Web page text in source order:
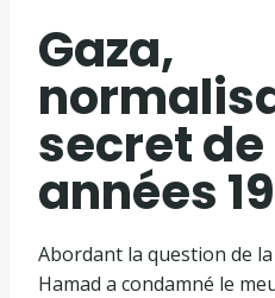
Gaza,
secret
années
Abordant la question de
Hamad a condamné le